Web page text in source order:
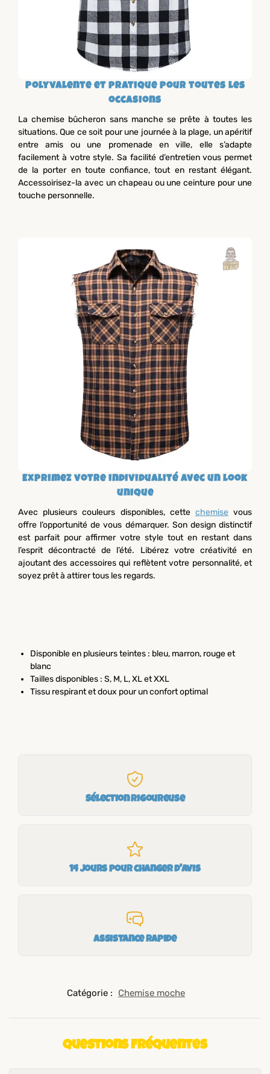
Polyvalente et pratique pour toutes les
occasions
La chemise bûcheron sans manche se prête à toutes les
situations. Que ce soit pour une journée à la plage, un apéritif
entre amis ou une promenade en ville, elle s’adapte
facilement à votre style. Sa facilité d’entretien vous permet
de la porter en toute confiance, tout en restant élégant.
Accessoirisez-la avec un chapeau ou une ceinture pour une
touche personnelle.
Exprimez votre individualité avec un look
unique
Avec plusieurs couleurs disponibles, cette chemisevous
offre l’opportunité de vous démarquer. Son design distinctif
est parfait pour affirmer votre style tout en restant dans
l’esprit décontracté de l’été. Libérez votre créativité en
ajoutant des accessoires qui reflètent votre personnalité, et
soyez prêt à attirer tous les regards.
Disponible en plusieurs teintes : bleu, marron, rouge et
blanc
Tailles disponibles : S, M, L, XL et XXL
Tissu respirant et doux pour un confort optimal
Sélection rigoureuse
14 jours pour changer d'avis
Assistance rapide
Catégorie : Chemise moche
Questions fréquentes